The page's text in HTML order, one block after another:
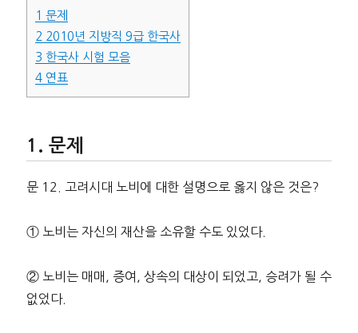
1 문제
2 2010년 지방직 9급 한국사
3 한국사 시험 모음
4연표
문제
문 12. 고려시대 노비에 대한 설명으로 옳지 않은 것은?
① 노비는 자신의 재산을 소유할 수도 있었다.
② 노비는 매매, 증여, 상속의 대상이 되었고, 승려가 될 수
없었다.